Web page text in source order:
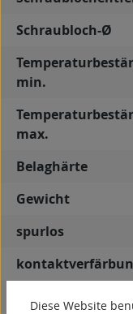
Schraubloch-Ø
min.
max.
Belaghärte
Gewicht
spurlos
Diese Website